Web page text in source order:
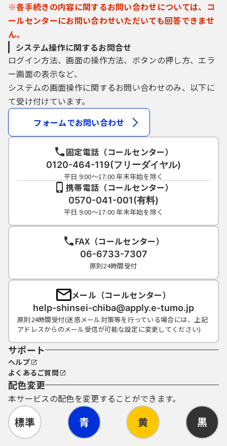
※各手続きの内容に関するお問い合わせについては、コ
ールセンターにお問い合わせいただいても回答できませ
ん。
システム操作に関するお問合せ
ログイン方法、画面の操作方法、ボタンの押し方、エラ
ー画面の表示など、
システムの画面操作に関するお問い合わせのみ、以下に
て受け付けています。
フォームでお問い合わせ
固定電話（コールセンター）
0120-464-119(フリーダイヤル)
平日 9:00～17:00 年末年始を除く
携帯電話（コールセンター）
0570-041-001(有料)
平日 9:00～17:00 年末年始を除く
FAX（コールセンター）
06-6733-7307
原則24時間受付
メール（コールセンター）
help-shinsei-chiba@apply.e-tumo.jp
原則24時間受付(迷惑メール対策等を行っている場合には、上記
アドレスからのメール受信が可能な設定に変更してください)
サポート
ヘルプ
よくあるご質問
配色変更
本サービスの配色を変更することができます。
標準 青 黄 黒